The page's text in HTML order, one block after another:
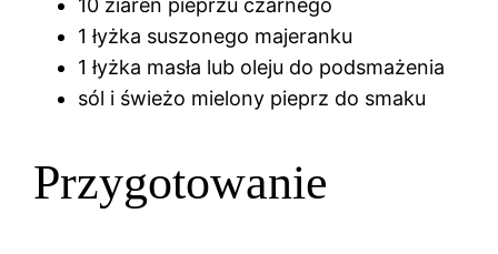
1 łyżka suszonego majeranku
1 łyżka masła lub oleju do podsmażenia
sól i świeżo mielony pieprz do smaku
Przygotowanie